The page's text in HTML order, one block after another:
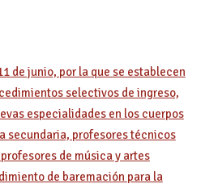
de junio, por la que se establecen
selectivos de ingreso,
especialidades en los cuerpos
secundaria, profesores técnicos
de música y artes
de baremación para la